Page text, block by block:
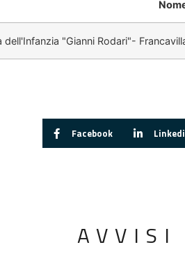
dell'Infanzia "Gianni Rodari"-
Facebook
AVVISI